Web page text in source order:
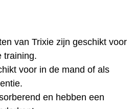
van Trixie zijn geschikt voor
training.
voor in de mand of als
en hebben een